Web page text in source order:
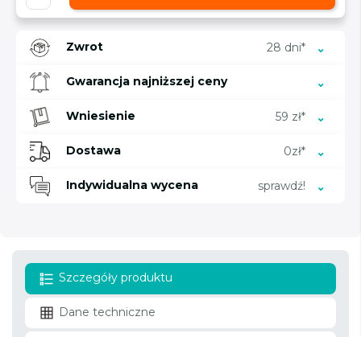
Zwrot 28 dni*
Gwarancja najniższej ceny
Wniesienie 59 zł*
Dostawa 0zł*
Indywidualna wycena sprawdź!
Szczegóły produktu
Dane techniczne